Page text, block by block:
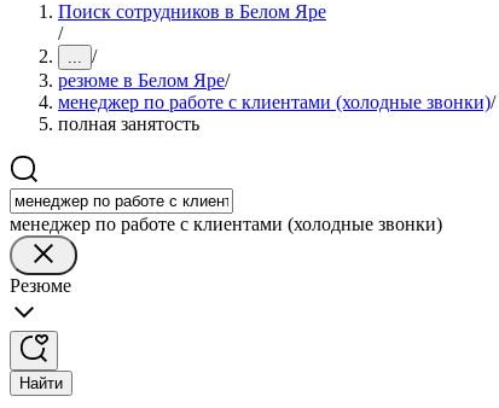
Поиск сотрудников в Белом Яре
/
... /
резюме в Белом Яре/
менеджер по работе с клиентами (холодные звонки)/
полная занятость
менеджер по работе с клиентами (холодные звонки)
Резюме
Найти